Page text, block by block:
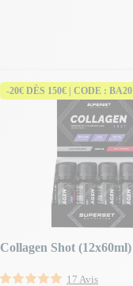
-20€ DÈS 150€ | CODE : BA20
Collagen Shot (12x60ml)
17 Avis